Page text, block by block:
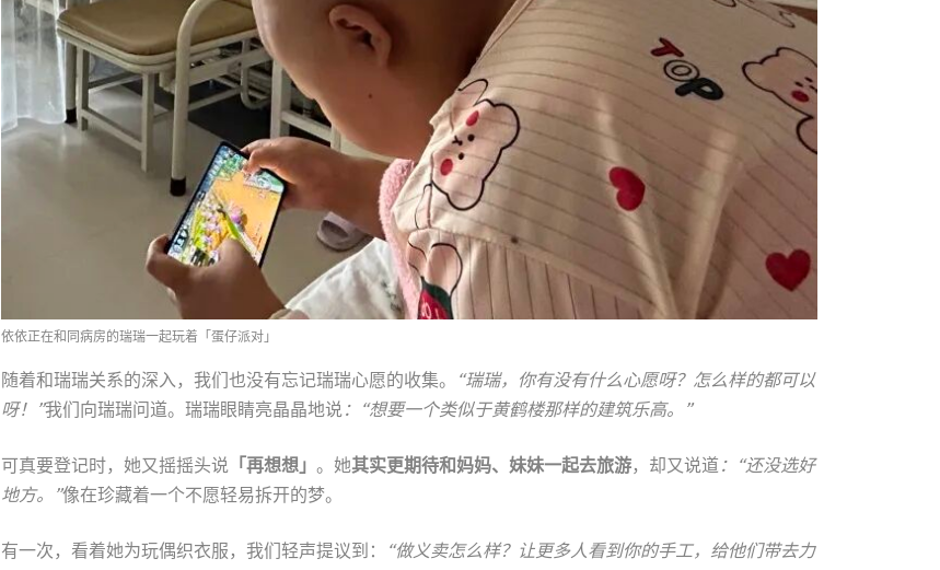
依依正在和同病房的瑞瑞一起玩着「蛋仔派对」
随着和瑞瑞关系的深入，我们也没有忘记瑞瑞心愿的收集。
“瑞瑞，你有没有什么心愿呀？怎么样的都可以
呀！”我们向瑞瑞问道。瑞瑞眼睛亮晶晶地说 ：“想要一个类似于黄鹤楼那样的建筑乐高。”
可真要登记时，她又摇摇头说 「再想想」 。她其实更期待和妈妈、妹妹一起去旅游，却又说道 ：“还没选好
地方。”像在珍藏着一个不愿轻易拆开的梦。
有一次，看着她为玩偶织衣服，我们轻声提议到：
“做义卖怎么样？让更多人看到你的手工，给他们带去力